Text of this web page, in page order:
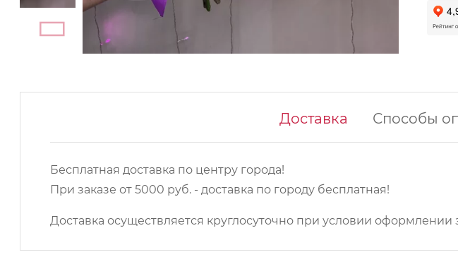
Доставка Способы
Бесплатная доставка по центру города!
При заказе от 5000 руб. - доставка по городу бесплатная!
Доставка осуществляется круглосуточно при условии оформлении